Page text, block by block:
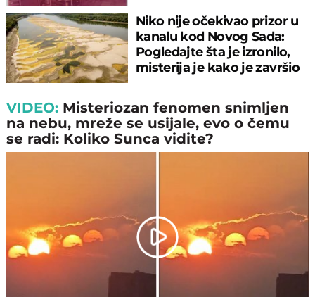
Niko nije očekivao prizor u
kanalu kod Novog Sada:
Pogledajte šta je izronilo,
misterija je kako je završio
VIDEO: Misteriozan fenomen snimljen
na nebu, mreže se usijale, evo o čemu
se radi: Koliko Sunca vidite?
Play
Video